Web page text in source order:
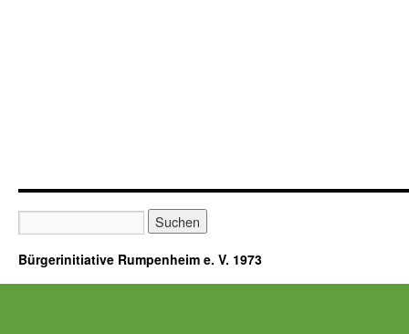
Bürgerinitiative Rumpenheim e. V. 1973